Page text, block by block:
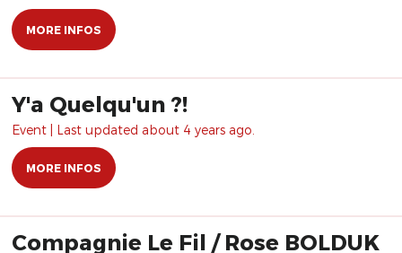
MORE INFOS
Y'a Quelqu'un ?!
Event | Last updated about 4 years ago.
MORE INFOS
Compagnie Le Fil / Rose BOLDUK